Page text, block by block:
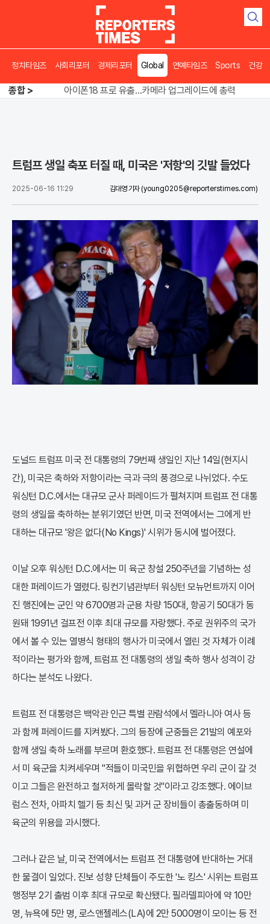
검
정치타임즈 사회리포터 경제리포터 Global 연예타임즈 Sports 건강
종합 >
"경찰은 정권의 충견인가"…스타벅스 수사 정면충돌
아이폰18 프로 유출…카메라 업그레이드에 총력
트럼프 생일 축포 터질 때, 미국은 '저항'의 깃발 들었다
2025-06-16 11:29 김대영 기자 (young0205@reporterstimes.com)
도널드 트럼프 미국 전 대통령의 79번째 생일인 지난 14일(현지시
간), 미국은 축하와 저항이라는 극과 극의 풍경으로 나뉘었다. 수도
워싱턴 D.C.에서는 대규모 군사 퍼레이드가 펼쳐지며 트럼프 전 대통
령의 생일을 축하하는 분위기였던 반면, 미국 전역에서는 그에게 반
대하는 대규모 '왕은 없다(No Kings)' 시위가 동시에 벌어졌다.
이날 오후 워싱턴 D.C.에서는 미 육군 창설 250주년을 기념하는 성
대한 퍼레이드가 열렸다. 링컨기념관부터 워싱턴 모뉴먼트까지 이어
진 행진에는 군인 약 6700명과 군용 차량 150대, 항공기 50대가 동
원돼 1991년 걸프전 이후 최대 규모를 자랑했다. 주로 권위주의 국가
에서 볼 수 있는 열병식 형태의 행사가 미국에서 열린 것 자체가 이례
적이라는 평가와 함께, 트럼프 전 대통령의 생일 축하 행사 성격이 강
하다는 분석도 나왔다.
트럼프 전 대통령은 백악관 인근 특별 관람석에서 멜라니아 여사 등
과 함께 퍼레이드를 지켜봤다. 그의 등장에 군중들은 21발의 예포와
함께 생일 축하 노래를 부르며 환호했다. 트럼프 전 대통령은 연설에
서 미 육군을 치켜세우며 "적들이 미국민을 위협하면 우리 군이 갈 것
이고 그들은 완전하고 철저하게 몰락할 것"이라고 강조했다. 에이브
럼스 전차, 아파치 헬기 등 최신 및 과거 군 장비들이 총출동하며 미
육군의 위용을 과시했다.
그러나 같은 날, 미국 전역에서는 트럼프 전 대통령에 반대하는 거대
한 물결이 일었다. 진보 성향 단체들이 주도한 '노 킹스' 시위는 트럼프
행정부 2기 출범 이후 최대 규모로 확산됐다. 필라델피아에 약 10만
명, 뉴욕에 5만 명, 로스앤젤레스(LA)에 2만 5000명이 모이는 등 전